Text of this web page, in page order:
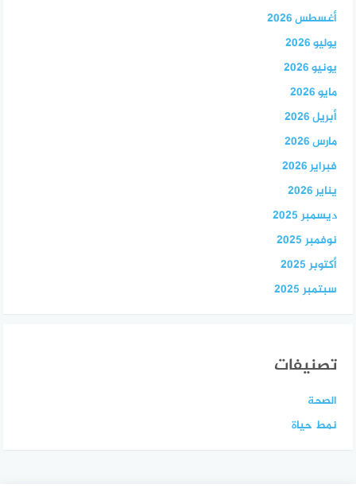
أغسطس 2026
يوليو 2026
يونيو 2026
مايو 2026
أبريل 2026
مارس 2026
فبراير 2026
يناير 2026
ديسمبر 2025
نوفمبر 2025
أكتوبر 2025
سبتمبر 2025
تصنيفات
الصحة
نمط حياة